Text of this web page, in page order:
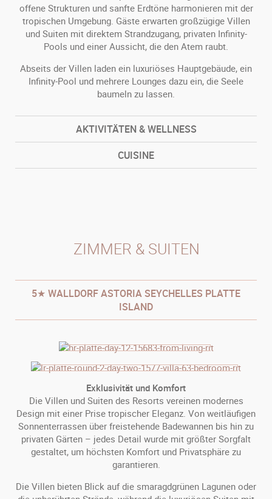
offene Strukturen und sanfte Erdtöne harmonieren mit der
tropischen Umgebung. Gäste erwarten großzügige Villen
und Suiten mit direktem Strandzugang, privaten Infinity-
Pools und einer Aussicht, die den Atem raubt.
Abseits der Villen laden ein luxuriöses Hauptgebäude, ein
Infinity-Pool und mehrere Lounges dazu ein, die Seele
baumeln zu lassen.
AKTIVITÄTEN & WELLNESS
CUISINE
ZIMMER & SUITEN
5★ WALLDORF ASTORIA SEYCHELLES PLATTE
ISLAND
Exklusivität und Komfort
Die Villen und Suiten des Resorts vereinen modernes
Design mit einer Prise tropischer Eleganz. Von weitläufigen
Sonnenterrassen über freistehende Badewannen bis hin zu
privaten Gärten – jedes Detail wurde mit größter Sorgfalt
gestaltet, um höchsten Komfort und Privatsphäre zu
garantieren.
Die Villen bieten Blick auf die smaragdgrünen Lagunen oder